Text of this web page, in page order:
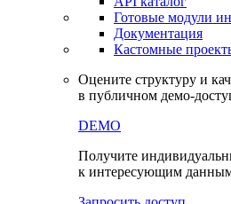
Готовые модули
Документация
Кастомные
Оцените структуру и
в публичном демо-
DEMO
Получите
к интересующим